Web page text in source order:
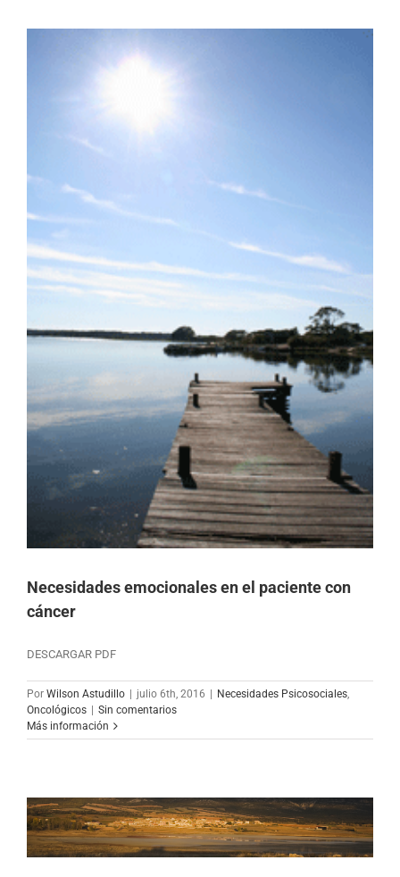
Necesidades emocionales en el paciente con
cáncer
DESCARGAR PDF
Por Wilson Astudillo | julio 6th, 2016 | Necesidades Psicosociales,
Oncológicos | Sin comentarios
Más información